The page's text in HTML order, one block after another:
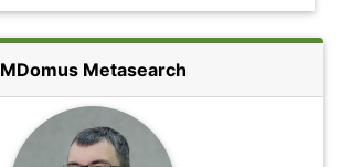
MDomus Metasearch